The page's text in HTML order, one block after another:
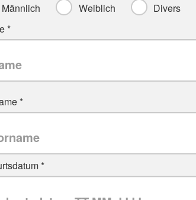
Männlich
Weiblich
Divers
*
*
*